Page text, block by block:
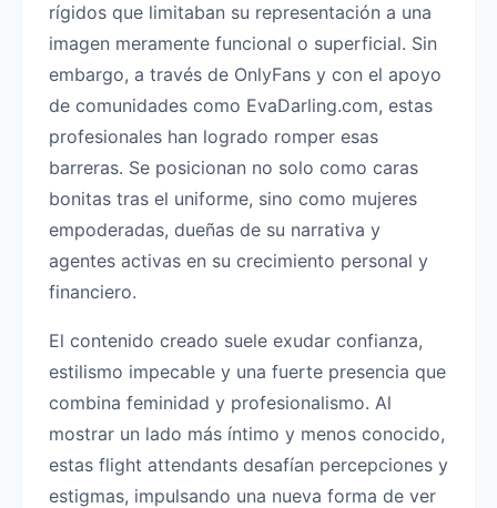
rígidos que limitaban su representación a una
imagen meramente funcional o superficial. Sin
embargo, a través de OnlyFans y con el apoyo
de comunidades como EvaDarling.com, estas
profesionales han logrado romper esas
barreras. Se posicionan no solo como caras
bonitas tras el uniforme, sino como mujeres
empoderadas, dueñas de su narrativa y
agentes activas en su crecimiento personal y
financiero.
El contenido creado suele exudar confianza,
estilismo impecable y una fuerte presencia que
combina feminidad y profesionalismo. Al
mostrar un lado más íntimo y menos conocido,
estas flight attendants desafían percepciones y
estigmas, impulsando una nueva forma de ver